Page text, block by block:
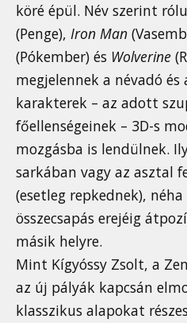
köré épül. Név szerint
(Penge), Iron Man
(Pókember) és Wolverine
megjelennek a névadó
karakterek – az adott
főellenségeinek – 3D-s
mozgásba is lendülnek.
sarkában vagy az asztal
(esetleg repkednek),
összecsapás erejéig
másik helyre.
Mint Kígyóssy Zsolt, a
az új pályák kapcsán
klasszikus alapokat